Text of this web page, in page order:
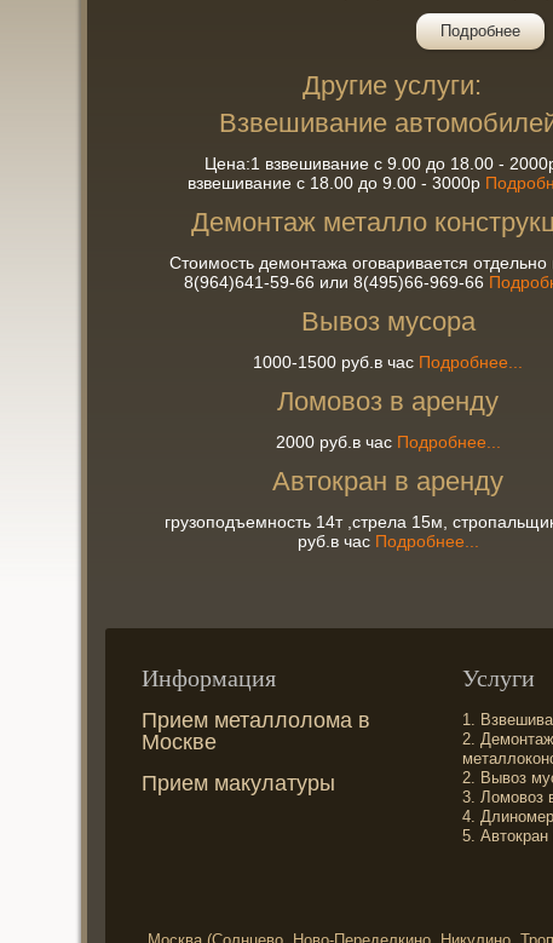
Подробнее
Другие услуги:
Взвешивание
Цена:1 взвешивание с 9.00 до 18.00 -
взвешивание с 18.00 до 9.00 - 3000р
Демонтаж металло
Стоимость демонтажа оговаривается отдельно
8(964)641-59-66 или 8(495)66-969-66
Вывоз мусора
1000-1500 руб.в час Подробнее...
Ломовоз в аренду
2000 руб.в час Подробнее...
Автокран в аренду
грузоподъемность 14т ,стрела 15м,
руб.в час Подробнее...
Информация
Прием металлолома в
Москве
Прием макулатуры
Услуги
1.
2. Демонтаж
2. Вывоз
3. Ломовоз
4.
5.